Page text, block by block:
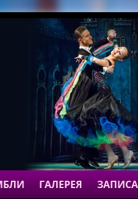
ГАЛЕРЕЯ